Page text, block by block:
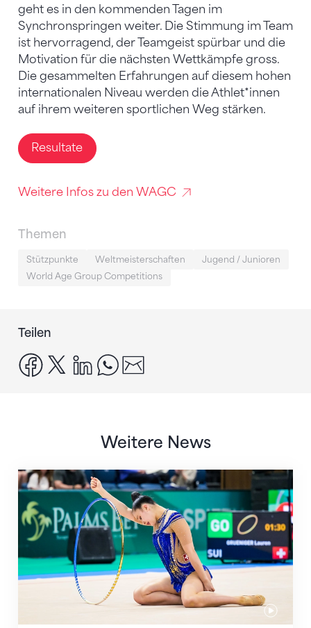
geht es in den kommenden Tagen im
Synchronspringen weiter. Die Stimmung im Team
ist hervorragend, der Teamgeist spürbar und die
Motivation für die nächsten Wettkämpfe gross.
Die gesammelten Erfahrungen auf diesem hohen
internationalen Niveau werden die Athlet*innen
auf ihrem weiteren sportlichen Weg stärken.
Resultate
Weitere Infos zu den WAGC
Themen
Stützpunkte Weltmeisterschaften
Jugend / Junioren
World Age Group Competitions
Teilen
facebook
x linkedinwhatsapp
Weitere News
Nächster Halt: Weltmeisterschaft